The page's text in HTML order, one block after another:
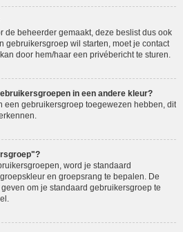
de beheerder gemaakt, deze beslist dus ook
gebruikersgroep wil starten, moet je contact
door hem/haar een privébericht te sturen.
in een andere kleur?
een gebruikersgroep toegewezen hebben, dit
word je standaard
en groepsrang te bepalen. De
om je standaard gebruikersgroep te